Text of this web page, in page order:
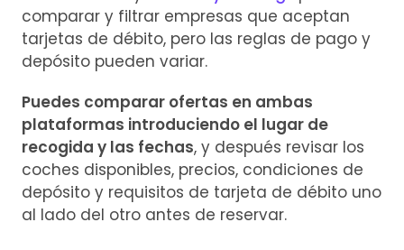
comparar y filtrar empresas que aceptan
tarjetas de débito, pero las reglas de pago y
depósito pueden variar.
Puedes comparar ofertas en ambas
plataformas introduciendo el lugar de
recogida y las fechas, y después revisar los
coches disponibles, precios, condiciones de
depósito y requisitos de tarjeta de débito uno
al lado del otro antes de reservar.